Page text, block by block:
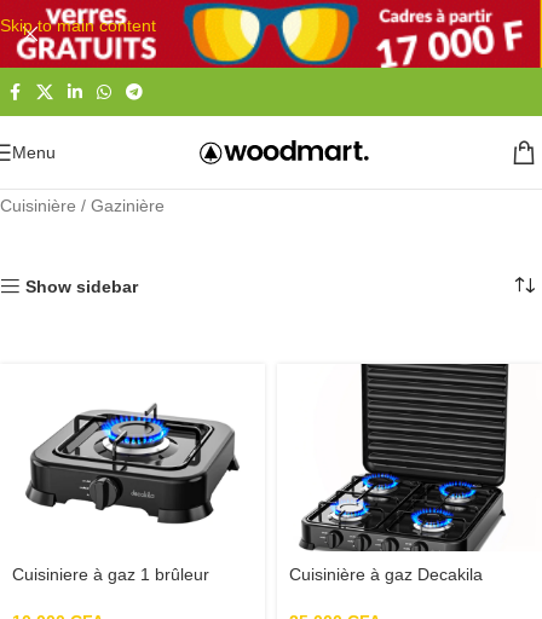
Skip to main content
Menu
Cuisinière / Gazinière
Show sidebar
Cuisiniere à gaz 1 brûleur
Cuisinière à gaz Decakila